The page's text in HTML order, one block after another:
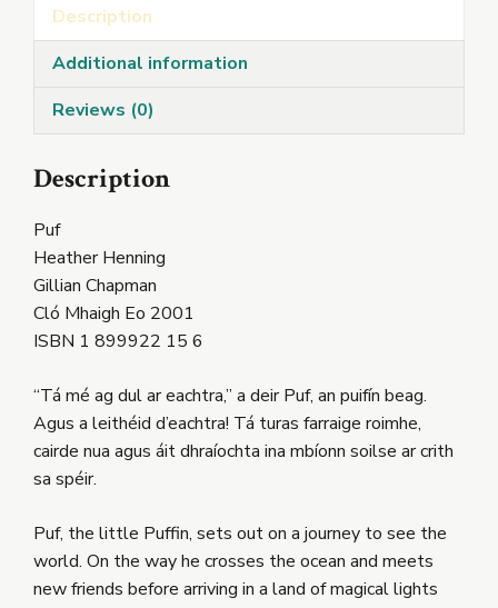
Description
Additional information
Reviews (0)
Description
Puf
Heather Henning
Gillian Chapman
Cló Mhaigh Eo 2001
ISBN 1 899922 15 6
“Tá mé ag dul ar eachtra,” a deir Puf, an puifín beag.
Agus a leithéid d’eachtra! Tá turas farraige roimhe,
cairde nua agus áit dhraíochta ina mbíonn soilse ar crith
sa spéir.
Puf, the little Puffin, sets out on a journey to see the
world. On the way he crosses the ocean and meets
new friends before arriving in a land of magical lights